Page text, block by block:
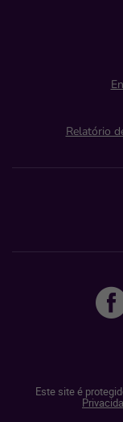
Relatório
Este site é